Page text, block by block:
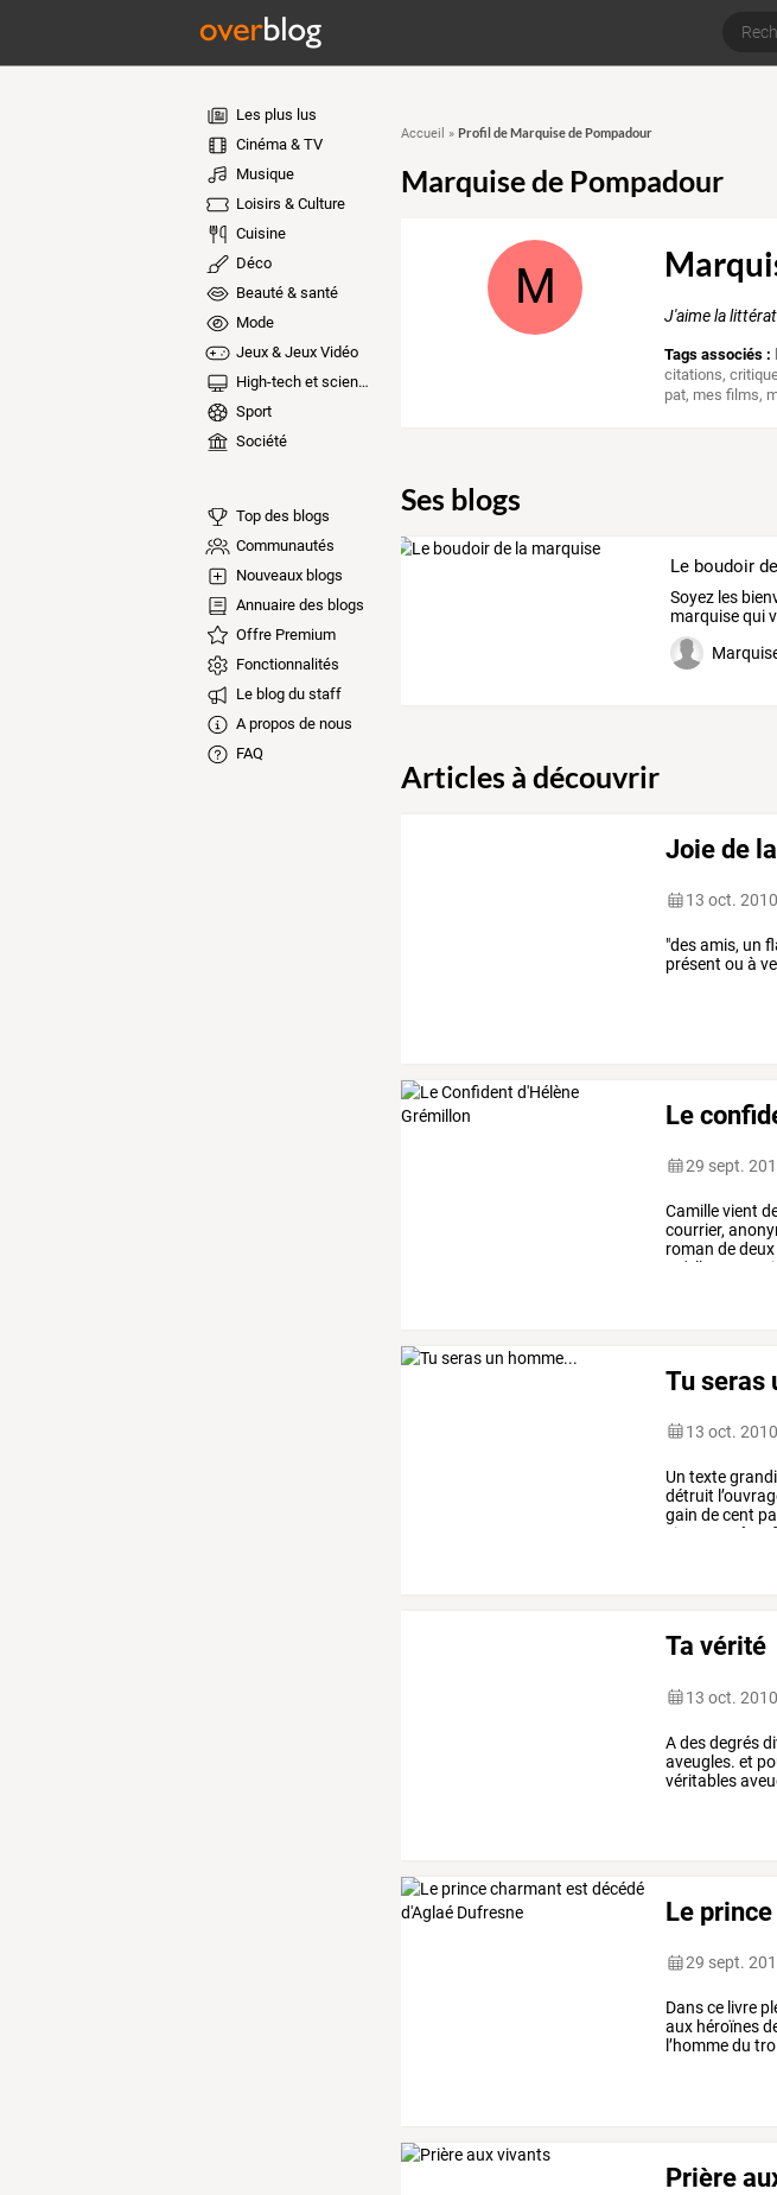
Les plus lus
Cinéma & TV
Musique
Loisirs & Culture
Cuisine
Déco
Beauté & santé
Mode
Jeux & Jeux Vidéo
High-tech et sciences
Sport
Société
Top des blogs
Communautés
Nouveaux blogs
Annuaire des blogs
Offre Premium
Fonctionnalités
Le blog du staff
A propos de nous
FAQ
Accueil » Profil de Marquise de Pompadour
Marquise de Pompadour
M
J'aime la
Tags associés :
citations,
pat, mes films,
Ses blogs
Le boudoir
Soyezles
marquisequi
littéraires,
Articles à découvrir
Joie de
13 oct. 2010
"des amis, un
présent ou à
Le
29 sept.
Camillevient
courrier,
roman dedeux
qu'elle
partie
Tu seras
13 oct. 2010
Un texte
détruit
gain decent
si
être
Ta vérité
13 oct. 2010
Adesdegrés
aveugles. et
véritables
Le
29 sept.
Dansce livre
aux héroïnes
l’hommedu
Prière